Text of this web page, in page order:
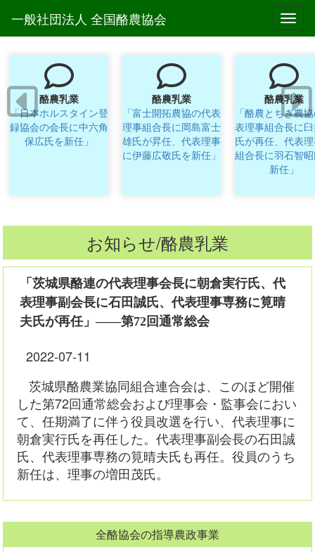
一般社団法人 全国酪農協会
酪農乳業
「日本ホルスタイン登
録協会の会長に中六角
保広氏を新任」
酪農乳業
「富士開拓農協の代表
理事組合長に岡島富士
雄氏が昇任、代表理事
に伊藤広敬氏を新任」
酪農乳業
「酪農とちぎ農
表理事組合長に
氏が再任、代表
組合長に羽石智
新任」
お知らせ/酪農乳業
「茨城県酪連の代表理事会長に朝倉実行氏、代
表理事副会長に石田誠氏、代表理事専務に筧晴
夫氏が再任」――第72回通常総会
2022-07-11
茨城県酪農業協同組合連合会は、このほど開催
した第72回通常総会および理事会・監事会におい
て、任期満了に伴う役員改選を行い、代表理事に
朝倉実行氏を再任した。代表理事副会長の石田誠
氏、代表理事専務の筧晴夫氏も再任。役員のうち
新任は、理事の増田茂氏。
全酪協会の指導農政事業